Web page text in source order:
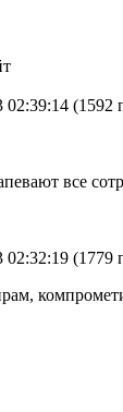
02:39:14 (1592
все
02:32:19 (1779